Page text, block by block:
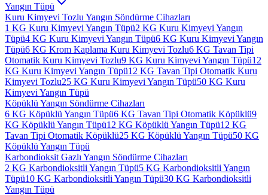
Yangın Tüpü
Kuru Kimyevi Tozlu Yangın Söndürme Cihazları
1 KG Kuru Kimyevi Yangın Tüpü2 KG Kuru Kimyevi Yangın
Tüpü4 KG Kuru Kimyevi Yangın Tüpü6 KG Kuru Kimyevi Yangın
Tüpü6 KG Krom Kaplama Kuru Kimyevi Tozlu6 KG Tavan Tipi
Otomatik Kuru Kimyevi Tozlu9 KG Kuru Kimyevi Yangın Tüpü12
KG Kuru Kimyevi Yangın Tüpü12 KG Tavan Tipi Otomatik Kuru
Kimyevi Tozlu25 KG Kuru Kimyevi Yangın Tüpü50 KG Kuru
Kimyevi Yangın Tüpü
Köpüklü Yangın Söndürme Cihazları
6 KG Köpüklü Yangın Tüpü6 KG Tavan Tipi Otomatik Köpüklü9
KG Köpüklü Yangın Tüpü12 KG Köpüklü Yangın Tüpü12 KG
Tavan Tipi Otomatik Köpüklü25 KG Köpüklü Yangın Tüpü50 KG
Köpüklü Yangın Tüpü
Karbondioksit Gazlı Yangın Söndürme Cihazları
2 KG Karbondioksitli Yangın Tüpü5 KG Karbondioksitli Yangın
Tüpü10 KG Karbondioksitli Yangın Tüpü30 KG Karbondioksitli
Yangın Tüpü